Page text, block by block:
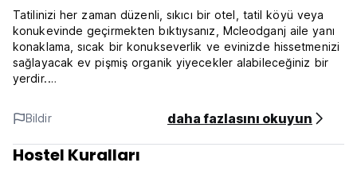
Tatilinizi her zaman düzenli, sıkıcı bir otel, tatil köyü veya
konukevinde geçirmekten bıktıysanız, Mcleodganj aile yanı
konaklama, sıcak bir konukseverlik ve evinizde hissetmenizi
sağlayacak ev pişmiş organik yiyecekler alabileceğiniz bir
yerdir.
pazara yakın (1 km'den az) tatiliniz için oldukça romantik ve
huzurlu bir yerde geçirmek istiyorsanız, daha fazla kendinizi
yormayın.
Uzmanlık Alanlarımız:
Bildir daha fazlasını okuyun
Hostel Kuralları